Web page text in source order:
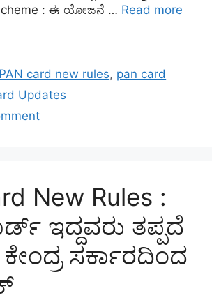
: ಈ ಯೋಜನೆ … Read more
PAN card new rules, pan card
Updates
New Rules :
ಇದ್ದವರು ತಪ್ಪದೆ
ಸರ್ಕಾರದಿಂದ